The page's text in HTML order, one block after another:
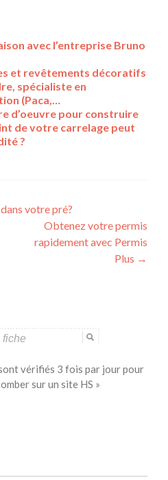
avec l’entreprise Bruno
et revêtements décoratifs
spécialiste en
(Paca,…
d’oeuvre pour construire
de votre carrelage peut
?
votre pré?
Obtenez votre permis
rapidement avec Permis
Plus →
vérifiés 3 fois par jour pour
sur un site HS »